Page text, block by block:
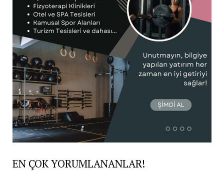
EN ÇOK YORUMLANANLAR!